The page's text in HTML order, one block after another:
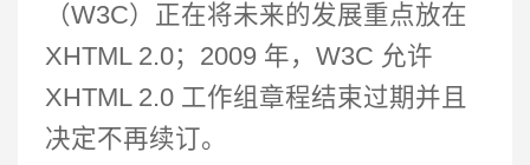
（W3C）正在将未来的发展重点放在
XHTML 2.0；2009 年，W3C 允许
XHTML 2.0 工作组章程结束过期并且
决定不再续订。